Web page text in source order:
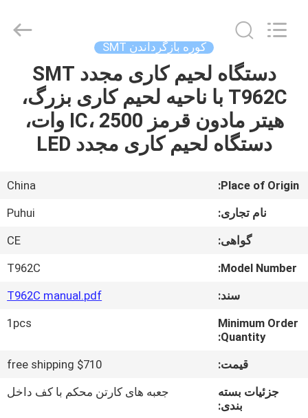
خانه
محصولات
درباره
تور
کنترل
CHARMHIGH
TECHNOLOGY
کوره بازگرداندن SMT
دستگاه لحیم کاری مجدد SMT
T962C با ناحیه لحیم کاری بزرگ،
هیتر مادون قرمز IC، 2500 وات،
دستگاه لحیم کاری مجدد LED
Place of Origin:
China
نام تجاری:
Puhui
گواهی:
CE
Model Number:
T962C
سند:
T962C manual.pdf
Minimum Order
Quantity:
1pcs
قیمت:
$710 free shipping
جزئیات بسته
بندی:
جعبه های کارتن محکم با کف داخل